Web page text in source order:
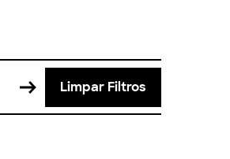
Limpar Filtros